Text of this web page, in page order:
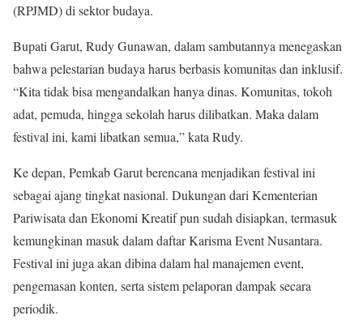
(RPJMD) di sektor budaya.
Bupati Garut, Rudy Gunawan, dalam sambutannya menegaskan
bahwa pelestarian budaya harus berbasis komunitas dan inklusif.
“Kita tidak bisa mengandalkan hanya dinas. Komunitas, tokoh
adat, pemuda, hingga sekolah harus dilibatkan. Maka dalam
festival ini, kami libatkan semua,” kata Rudy.
Ke depan, Pemkab Garut berencana menjadikan festival ini
sebagai ajang tingkat nasional. Dukungan dari Kementerian
Pariwisata dan Ekonomi Kreatif pun sudah disiapkan, termasuk
kemungkinan masuk dalam daftar Karisma Event Nusantara.
Festival ini juga akan dibina dalam hal manajemen event,
pengemasan konten, serta sistem pelaporan dampak secara
periodik.